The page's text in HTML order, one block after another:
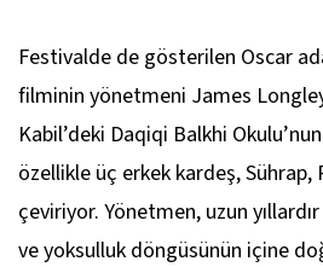
Festivalde de gösterilen Oscar
filminin yönetmeni James
Kabil’deki Daqiqi Balkhi
özellikle üç erkek kardeş, Sührap,
çeviriyor. Yönetmen, uzun
ve yoksulluk döngüsünün içine